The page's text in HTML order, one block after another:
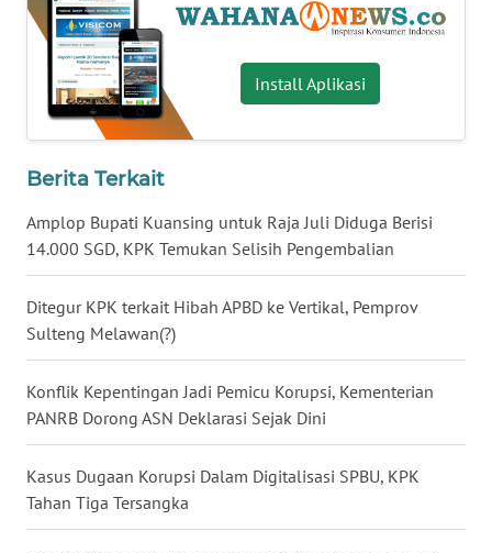
Install Aplikasi
Berita Terkait
Amplop Bupati Kuansing untuk Raja Juli Diduga Berisi
14.000 SGD, KPK Temukan Selisih Pengembalian
Ditegur KPK terkait Hibah APBD ke Vertikal, Pemprov
Sulteng Melawan(?)
Konflik Kepentingan Jadi Pemicu Korupsi, Kementerian
PANRB Dorong ASN Deklarasi Sejak Dini
Kasus Dugaan Korupsi Dalam Digitalisasi SPBU, KPK
Tahan Tiga Tersangka
WN
SUMSEL
WN
BENGKULU
WN
WN
WN
WN
JATIM